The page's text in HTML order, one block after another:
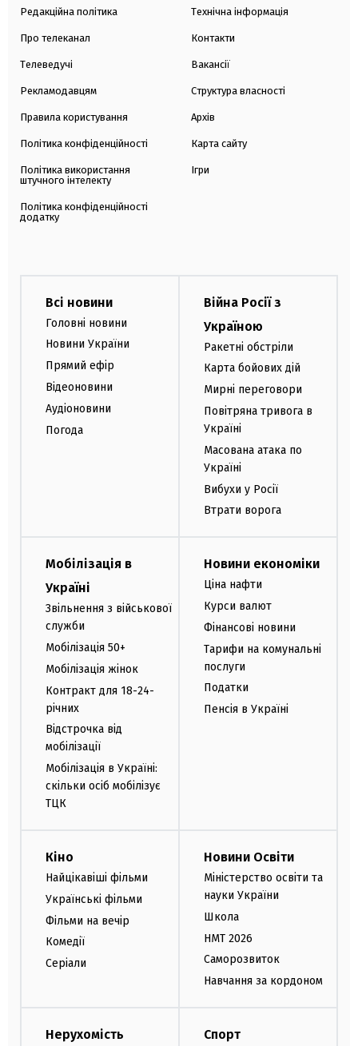
Редакційна політика
Про телеканал
Телеведучі
Рекламодавцям
Правила користування
Політика конфіденційності
Політика використання
штучного інтелекту
Політика конфіденційності
додатку
Технічна інформація
Контакти
Вакансії
Структура власності
Архів
Карта сайту
Ігри
Всі новини
Головні новини
Новини України
Прямий ефір
Відеоновини
Аудіоновини
Погода
Війна Росії з
Україною
Ракетні обстріли
Карта бойових дій
Мирні переговори
Повітряна тривога в
Україні
Масована атака по
Україні
Вибухи у Росії
Втрати ворога
Мобілізація в
Україні
Звільнення з військової
служби
Мобілізація 50+
Мобілізація жінок
Контракт для 18-24-
річних
Відстрочка від
мобілізації
Мобілізація в Україні:
скільки осіб мобілізує
ТЦК
Новини економіки
Ціна нафти
Курси валют
Фінансові новини
Тарифи на комунальні
послуги
Податки
Пенсія в Україні
Кіно
Найцікавіші фільми
Українські фільми
Фільми на вечір
Комедії
Серіали
Новини Освіти
Міністерство освіти та
науки України
Школа
НМТ 2026
Саморозвиток
Навчання за кордоном
Нерухомість Спорт